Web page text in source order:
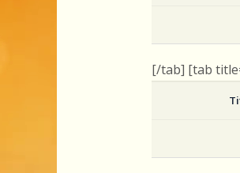
[/tab] [tab